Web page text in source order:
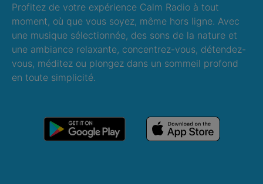
Profitez de votre expérience Calm Radio à tout
moment, où que vous soyez, même hors ligne. Avec
une musique sélectionnée, des sons de la nature et
une ambiance relaxante, concentrez-vous, détendez-
vous, méditez ou plongez dans un sommeil profond
en toute simplicité.